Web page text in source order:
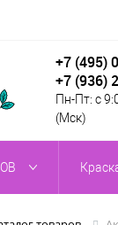
+7 (495)
+7 (936)
Пн-Пт: с
(Мск)